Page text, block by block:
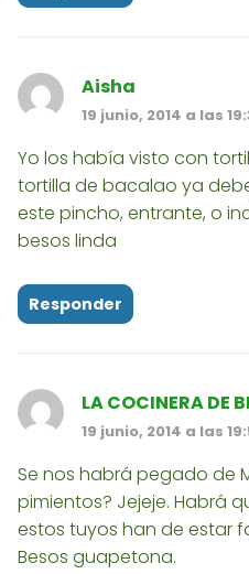
Aisha
19 junio, 2014 a las
Yo los había visto con
tortilla de bacalao ya
este pincho, entrante, o
besos linda
Responder
LA COCINERA DE
19 junio, 2014 a las
Se nos habrá pegado de
pimientos? Jejeje. Habrá
estos tuyos han de estar
Besos guapetona.